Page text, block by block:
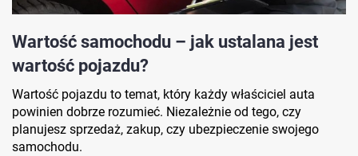
Wartość samochodu – jak ustalana jest
wartość pojazdu?
Wartość pojazdu to temat, który każdy właściciel auta
powinien dobrze rozumieć. Niezależnie od tego, czy
planujesz sprzedaż, zakup, czy ubezpieczenie swojego
samochodu.